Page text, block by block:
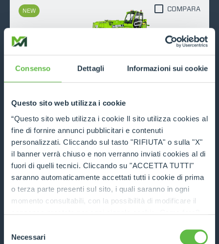
Consenso Dettagli Informazioni sui cookie
Questo sito web utilizza i cookie
“Questo sito web utilizza i cookie Il sito utilizza cookies al
fine di fornire annunci pubblicitari e contenuti
personalizzati. Cliccando sul tasto "RIFIUTA" o sulla "X"
il banner verrà chiuso e non verranno inviati cookies al di
fuori di quelli tecnici. Cliccando su "ACCETTA TUTTI"
saranno automaticamente accettati tutti i cookie di prima
o terza parte presenti sul sito, i quali saranno in ogni
momento consultabili, con la possibilità di modificare il
ogni pagina, selezionare "Modifichi il suo consenso" e
delNecessari
NEW
ROTO60.22
6000 22
DESCUBRE
COMPARA
COMPARA